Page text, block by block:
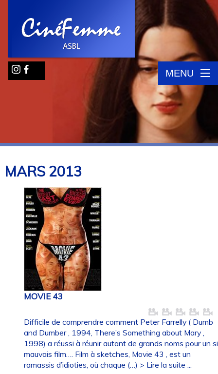
MENU
MARS2013
MOVIE 43
Difficile de comprendre comment Peter Farrelly ( Dumb
and Dumber , 1994, There’s Something about Mary ,
1998) a réussi à réunir autant de grands noms pour un si
mauvais film…. Film à sketches, Movie 43 , est un
ramassis d’idioties, où chaque (…) > Lire la suite ...